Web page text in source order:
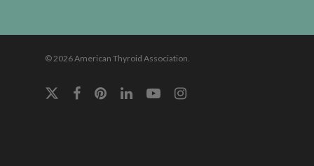
© 2026 American Thyroid Association.